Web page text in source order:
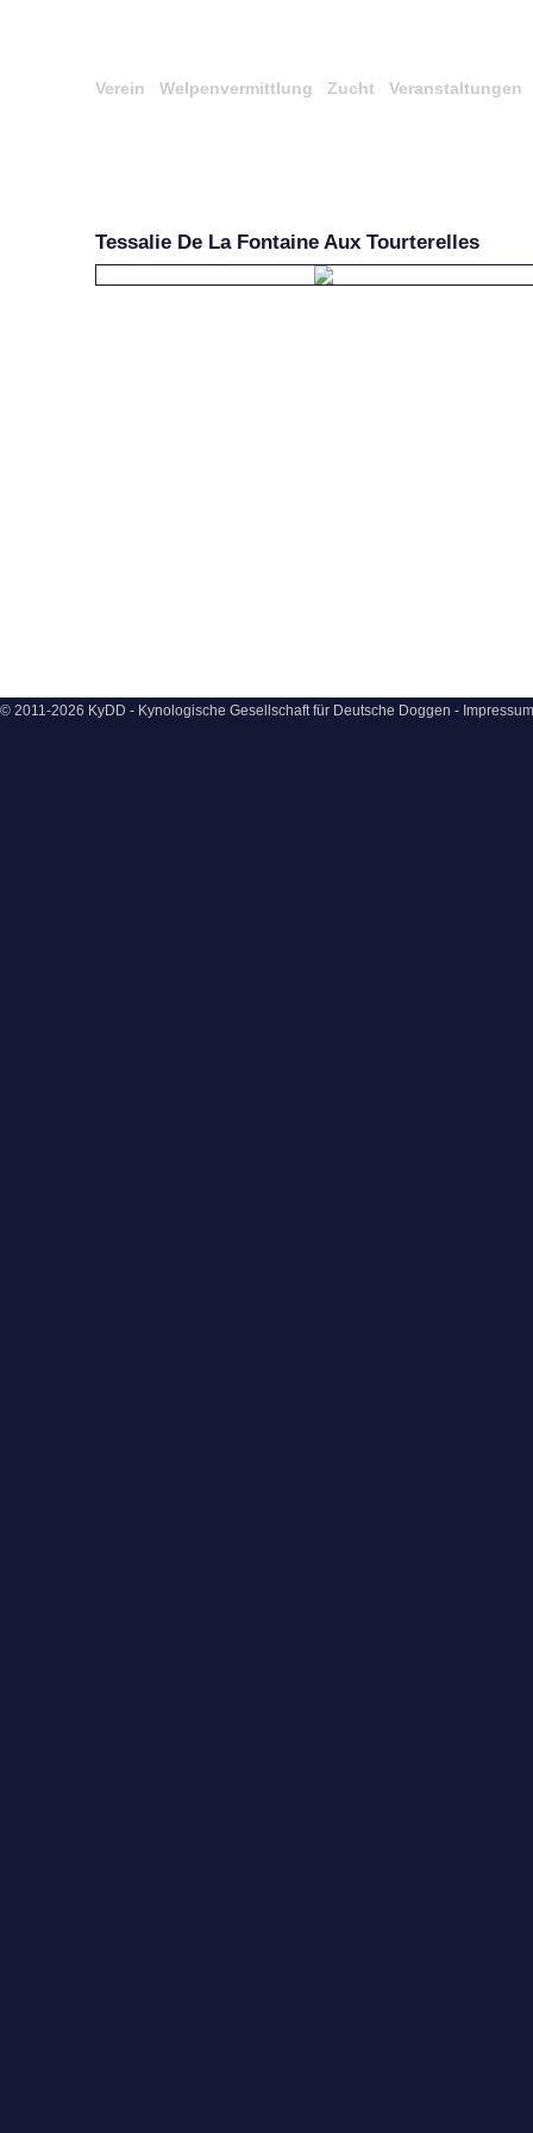
Verein Welpenvermittlung Zucht Veranstaltungen
Tessalie De La Fontaine Aux Tourterelles
© 2011-2026 KyDD - Kynologische Gesellschaft für Deutsche Doggen - Impressum